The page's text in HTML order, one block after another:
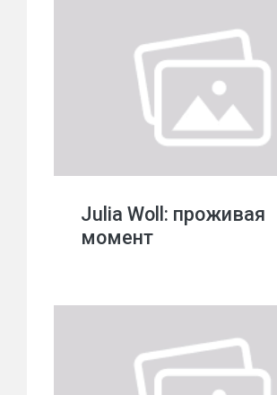
Julia Woll: проживая
момент